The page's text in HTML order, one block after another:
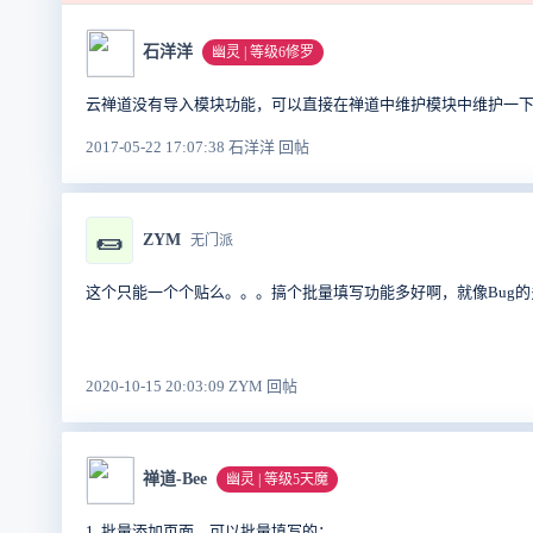
石洋洋 幽灵 | 等级6修罗
云禅道没有导入模块功能，可以直接在禅道中维护模块中维护一下
2017-05-22 17:07:38 石洋洋 回帖
🌯 ZYM 无门派
这个只能一个个贴么。。。搞个批量填写功能多好啊，就像Bug
2020-10-15 20:03:09 ZYM 回帖
禅道-Bee 幽灵 | 等级5天魔